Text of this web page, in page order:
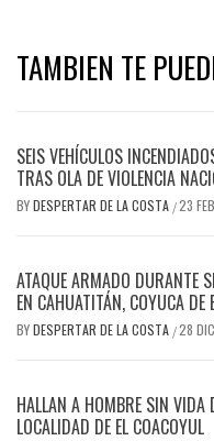
TAMBIEN TE
SEIS VEHÍCULOS
TRAS OLA DE VIOLENCIA
BYDESPERTAR DE LA COSTA /23
ATAQUE ARMADO DURANTE
EN CAHUATITÁN, COYUCA DE
BYDESPERTAR DE LA COSTA /28
HALLAN A HOMBRE SIN VIDA
LOCALIDAD DE EL COACOYUL